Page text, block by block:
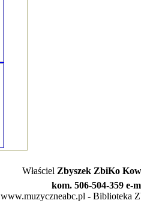
Właściel Zbyszek ZbiKo
kom. 506-504-359 e-
www.muzyczneabc.pl - Biblioteka